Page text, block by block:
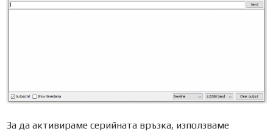
За да активираме серийната връзка, използваме